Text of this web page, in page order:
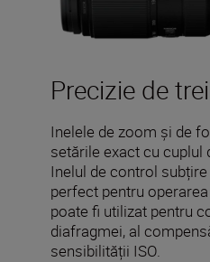
Precizie de
Inelele de zoom și de
setările exact cu cuplul
Inelul de control
perfect pentru
poate fi utilizat pentru
diafragmei, al
sensibilității ISO.